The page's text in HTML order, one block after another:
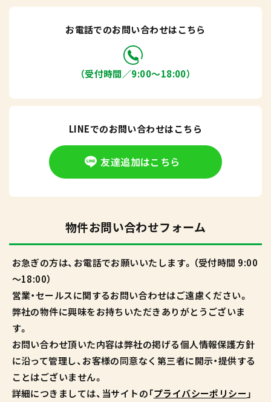
お電話でのお問い合わせはこちら
（受付時間／9:00〜18:00）
LINEでのお問い合わせはこちら
友達追加はこちら
物件お問い合わせフォーム
お急ぎの方は、お電話でお願いいたします。（受付時間 9:00
～18:00）
営業・セールスに関するお問い合わせはご遠慮ください。
弊社の物件に興味をお持ちいただきありがとうございま
す。
お問い合わせ頂いた内容は弊社の掲げる個人情報保護方針
に沿って管理し、お客様の同意なく第三者に開示・提供する
ことはございません。
詳細につきましては、当サイトの「プライバシーポリシー」